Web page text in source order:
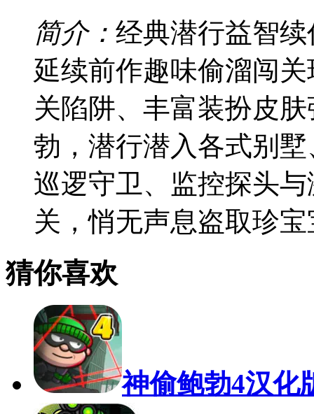
简介： 经典潜行益智
延续前作趣味偷溜闯
关陷阱、丰富装扮皮
勃，潜行潜入各式别
巡逻守卫、监控探头
关，悄无声息盗取珍
猜你喜欢
神偷鲍勃4汉化